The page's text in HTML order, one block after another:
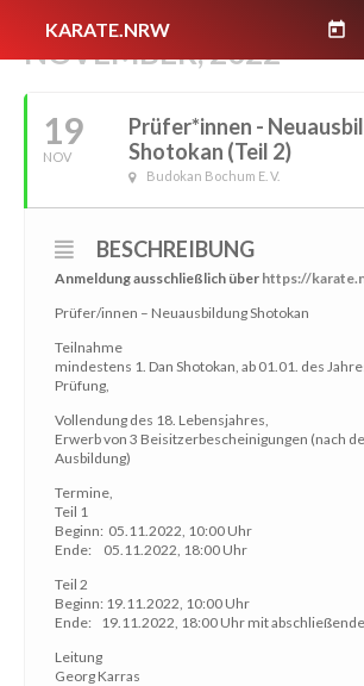
KARATE.NRW today
NOVEMBER, 2022
19
NOV
Prüfer*innen -
Shotokan (Teil 2)
Budokan Bochum E. V.
BESCHREIBUNG
Anmeldung ausschließlich über https://
Prüfer/innen – Neuausbildung Shotokan
Teilnahme
mindestens 1. Dan Shotokan, ab 01.01. des
Prüfung,
Vollendung des 18. Lebensjahres,
Erwerb von 3 Beisitzerbescheinigungen (nach
Ausbildung)
Termine,
Teil 1
Beginn: 05.11.2022, 10:00 Uhr
Ende: 05.11.2022, 18:00 Uhr
Teil 2
Beginn: 19.11.2022, 10:00 Uhr
Ende: 19.11.2022, 18:00 Uhr mit
Leitung
Georg Karras